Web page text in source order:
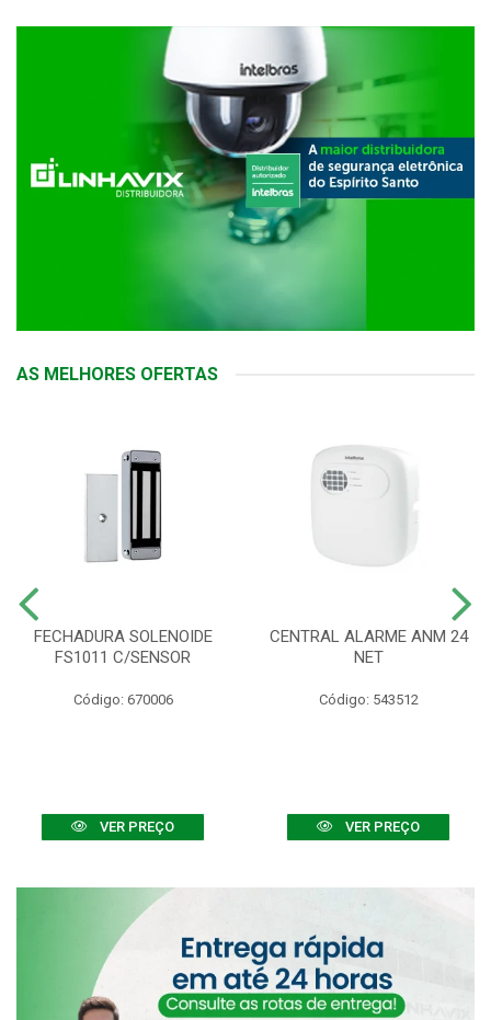
AS MELHORES OFERTAS
FECHADURA SOLENOIDE
FS1011 C/SENSOR
Código: 670006
VER PREÇO
CENTRAL ALARME ANM 24
NET
Código: 543512
VER PREÇO